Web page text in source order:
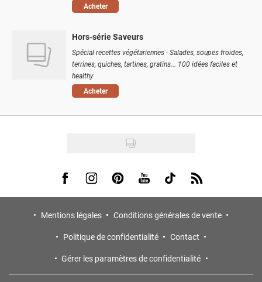
Acheter
Hors-série Saveurs
Spécial recettes végétariennes - Salades, soupes froides,
terrines, quiches, tartines, gratins... 100 idées faciles et
healthy
Acheter
Visit us on Facebook
Visit us on Instagram
Visit us on Pinterest
Visit us on Youtube
Visit us on Tiktok
Visit us on Rss
Mentions légales
Conditions générales de vente
Politique de confidentialité
Contact
Gérer les paramètres de confidentialité